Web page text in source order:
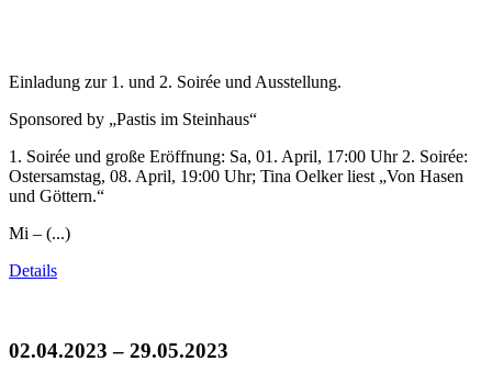
Einladung zur 1. und 2. Soirée und Ausstellung.
Sponsored by „Pastis im Steinhaus“
1. Soirée und große Eröffnung: Sa, 01. April, 17:00 Uhr 2. Soirée:
Ostersamstag, 08. April, 19:00 Uhr; Tina Oelker liest „Von Hasen
und Göttern.“
Mi – (...)
Details
02.04.2023 – 29.05.2023